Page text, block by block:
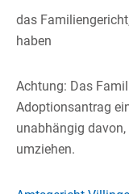
das
haben
Achtung: Das
Adoptionsantrag
unabhängig
umziehen.